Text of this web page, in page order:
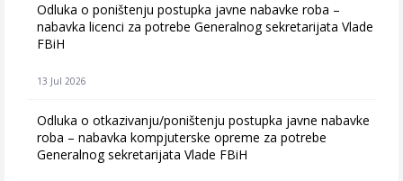
Odluka o poništenju postupka javne nabavke roba –
nabavka licenci za potrebe Generalnog sekretarijata Vlade
FBiH
13 Jul 2026
Odluka o otkazivanju/poništenju postupka javne nabavke
roba – nabavka kompjuterske opreme za potrebe
Generalnog sekretarijata Vlade FBiH